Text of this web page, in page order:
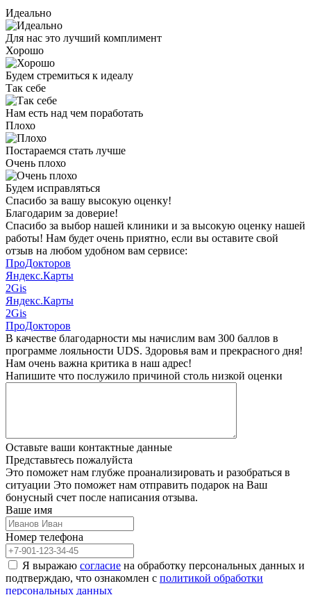
Идеально
Для нас это лучший комплимент
Хорошо
Будем стремиться к идеалу
Так себе
Нам есть над чем поработать
Плохо
Постараемся стать лучше
Очень плохо
Будем исправляться
Спасибо за вашу высокую оценку!
Благодарим за доверие!
Спасибо за выбор нашей клиники и за высокую оценку нашей
работы! Нам будет очень приятно, если вы оставите свой
отзыв на любом удобном вам сервисе:
ПроДокторов
Яндекс.Карты
2Gis
Яндекс.Карты
2Gis
ПроДокторов
В качестве благодарности мы начислим вам 300 баллов в
программе лояльности UDS. Здоровья вам и прекрасного дня!
Нам очень важна критика в наш адрес!
Напишите что послужило причиной столь низкой оценки
Оставьте ваши контактные данные
Представьтесь пожалуйста
Это поможет нам глубже проанализировать и разобраться в
ситуации Это поможет нам отправить подарок на Ваш
бонусный счет после написания отзыва.
Ваше имя
Номер телефона
Я выражаю согласие на обработку персональных данных и
подтверждаю, что ознакомлен с политикой обработки
персональных данных